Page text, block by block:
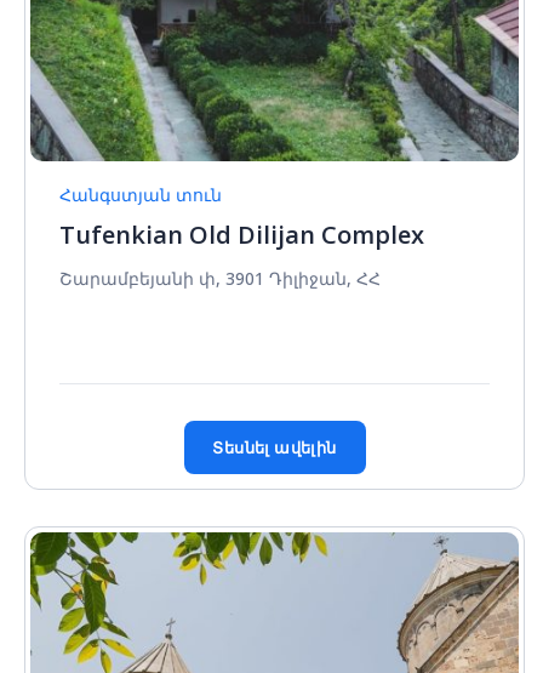
Հանգստյան տուն
Tufenkian Old Dilijan Complex
Շարամբեյանի փ, 3901 Դիլիջան, ՀՀ
Տեսնել ավելին